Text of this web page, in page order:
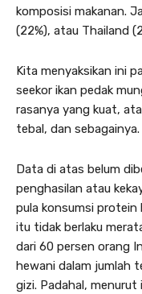
komposisi makanan.
(22%), atau Thailand
Kita menyaksikan ini
seekor ikan pedak
rasanya yang kuat,
tebal, dan sebagainya.
Data di atas belum
penghasilan atau
pula konsumsi protein
itu tidak berlaku
dari 60 persen orang
hewani dalam jumlah
gizi. Padahal,